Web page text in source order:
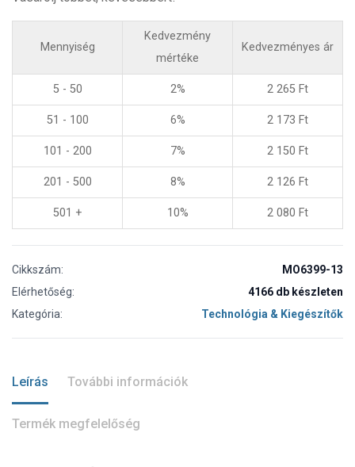
Mennyiség
Kedvezmény
mértéke
Kedvezményes ár
5 - 50 2% 2 265 Ft
51 - 100 6% 2 173 Ft
101 - 200 7% 2 150 Ft
201 - 500 8% 2 126 Ft
501 + 10% 2 080 Ft
Cikkszám:
MO6399-13
Elérhetőség:
4166 db készleten
Kategória:
Technológia & Kiegészítők
Leírás További információk
Termék megfelelőség